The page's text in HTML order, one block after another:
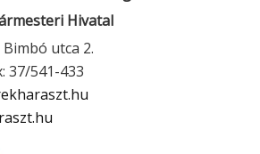
Hivatal
utca 2.
37/541-433